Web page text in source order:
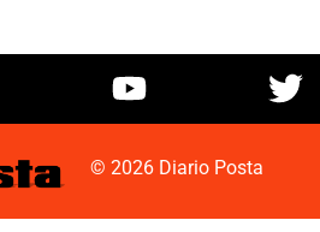
© 2026 Diario Posta